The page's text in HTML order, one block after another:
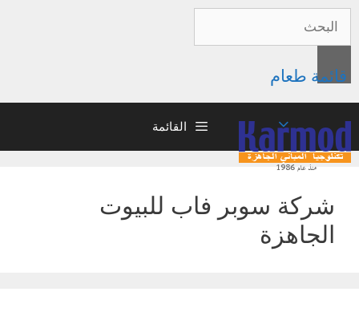
قائمة طعام
القائمة
شركة سوبر فاب للبيوت
الجاهزة